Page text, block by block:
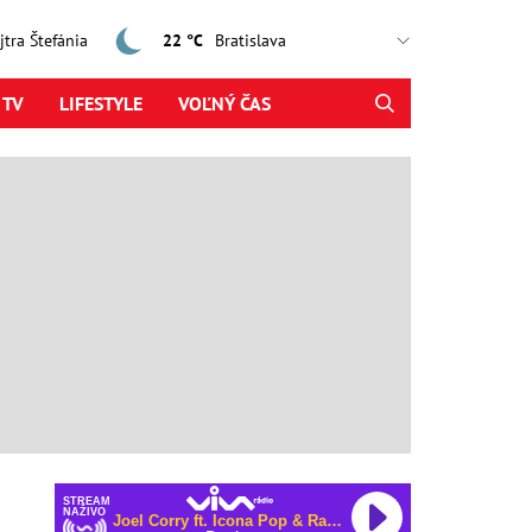
Štefánia 22 °C
LIFESTYLE VOĽNÝ ČAS
STREAM
NAŽIVO
Joel Corry ft. Icona Pop & Rain Radio